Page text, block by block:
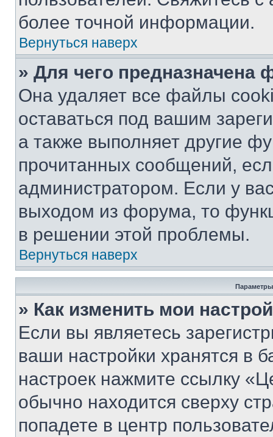
более точной информации.
Вернуться наверх
» Для чего предназначена
Она удаляет все файлы
оставаться под вашим
а также выполняет другие
прочитанных сообщений,
администратором. Если у
выходом из форума, то
в решении этой проблемы.
Вернуться наверх
Параметры
» Как изменить мои
Если вы являетесь
ваши настройки хранятся в
настроек нажмите ссылку
обычно находится сверху
попадете в центр